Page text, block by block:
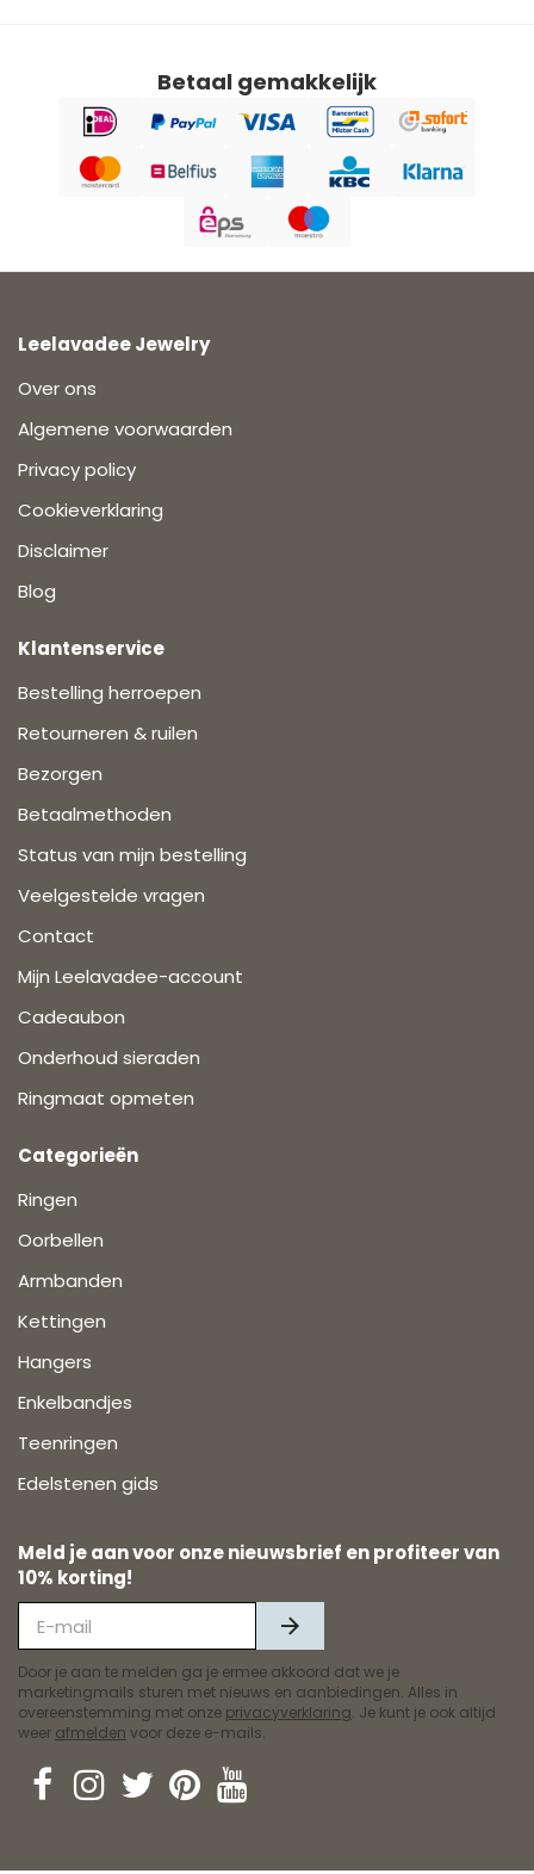
Betaal gemakkelijk
Leelavadee Jewelry
Over ons
Algemene voorwaarden
Privacy policy
Cookieverklaring
Disclaimer
Blog
Klantenservice
Bestelling herroepen
Retourneren & ruilen
Bezorgen
Betaalmethoden
Status van mijn bestelling
Veelgestelde vragen
Contact
Mijn Leelavadee-account
Cadeaubon
Onderhoud sieraden
Ringmaat opmeten
Categorieën
Ringen
Oorbellen
Armbanden
Kettingen
Hangers
Enkelbandjes
Teenringen
Edelstenen gids
Meld je aan voor onze nieuwsbrief en profiteer van
10% korting!
Door je aan te melden ga je ermee akkoord dat we je
marketingmails sturen met nieuws en aanbiedingen. Alles in
overeenstemming met onze privacyverklaring. Je kunt je ook altijd
weer afmelden voor deze e-mails.